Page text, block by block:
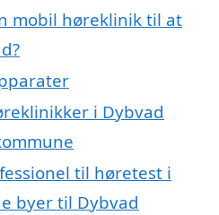
mobil høreklinik til at
i Dybvad
til høretest i
byer til Dybvad